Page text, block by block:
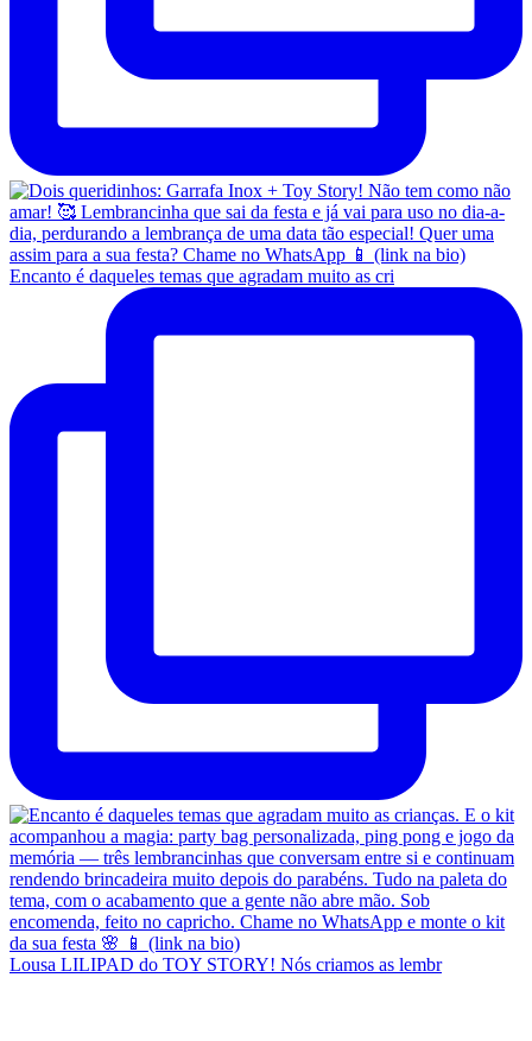
Encanto é daqueles temas que agradam muito as cri
Lousa LILIPAD do TOY STORY! Nós criamos as lembr